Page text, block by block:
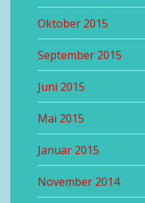
Oktober 2015
September 2015
Juni 2015
Mai 2015
Januar 2015
November 2014